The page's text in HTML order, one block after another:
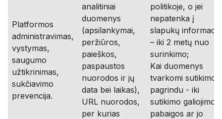
Platformos
administravimas,
vystymas,
saugumo
užtikrinimas,
sukčiavimo
prevencija.
analitiniai
duomenys
(apsilankymai,
peržiūros,
paieškos,
paspaustos
nuorodos ir jų
data bei laikas),
URL nuorodos,
per kurias
politikoje, o jei
nepatenka į
slapukų
– iki 2 metų nuo
surinkimo;
Kai duomenys
tvarkomi sutikimo
pagrindu - iki
sutikimo galiojimo
pabaigos ar jo